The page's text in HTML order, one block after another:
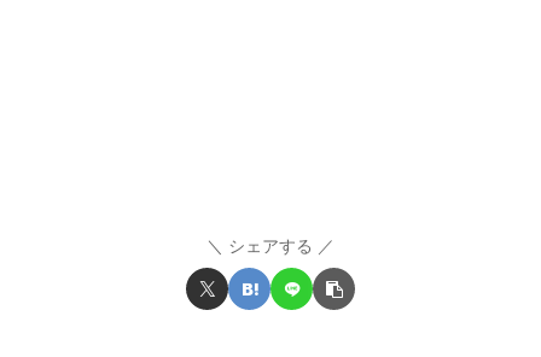
シェアする